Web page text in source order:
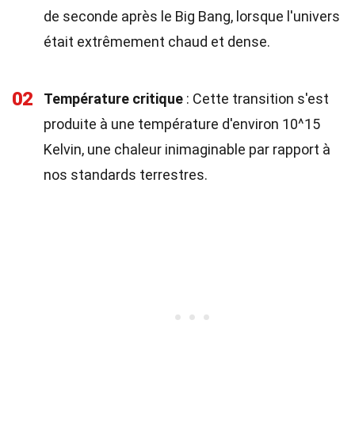
de seconde après le Big Bang, lorsque l'univers
était extrêmement chaud et dense.
02 Température critique : Cette transition s'est
produite à une température d'environ 10^15
Kelvin, une chaleur inimaginable par rapport à
nos standards terrestres.